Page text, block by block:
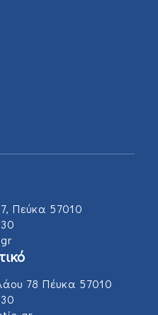
Πεύκα 57010
78 Πέυκα 57010